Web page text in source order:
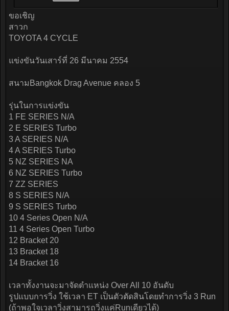
ขอเชิญ
สาวก
TOYOTA 4 CYCLE
แข่งขันวันเสาร์ที่ 26 มีนาคม 2554
สนามBangkok Drag Avenue คลอง 5
รุ่นในการแข่งขัน
1 FE SERIES N/A
2 E SERIES Turbo
3 A SERIES N/A
4 A SERIES Turbo
5 NZ SERIES NA
6 NZ SERIES Turbo
7 ZZ SERIES
8 S SERIES N/A
9 S SERIES Turbo
10 4 Series Open N/A
11 4 Series Open Turbo
12 Bracket 20
13 Bracket 18
14 Bracket 16
เวลาทั้งงานจะมาจัดตำแหน่ง Over All 10 อันดับ
รูปแบบการวิ่ง ใช้เวลา ET เป็นตัวตัดสินโดยทำการวิ่ง 3 Run
(ถ้าพอใจเวลาวิ่งสามารถวิ่งแค่Runเดียวได้)